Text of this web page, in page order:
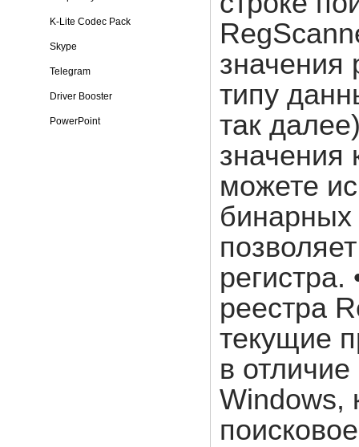
K-Lite Codec Pack
Skype
Telegram
Driver Booster
PowerPoint
значения
типу
так
значения
можете
бинарных
реестра
текущие
в
Windows,